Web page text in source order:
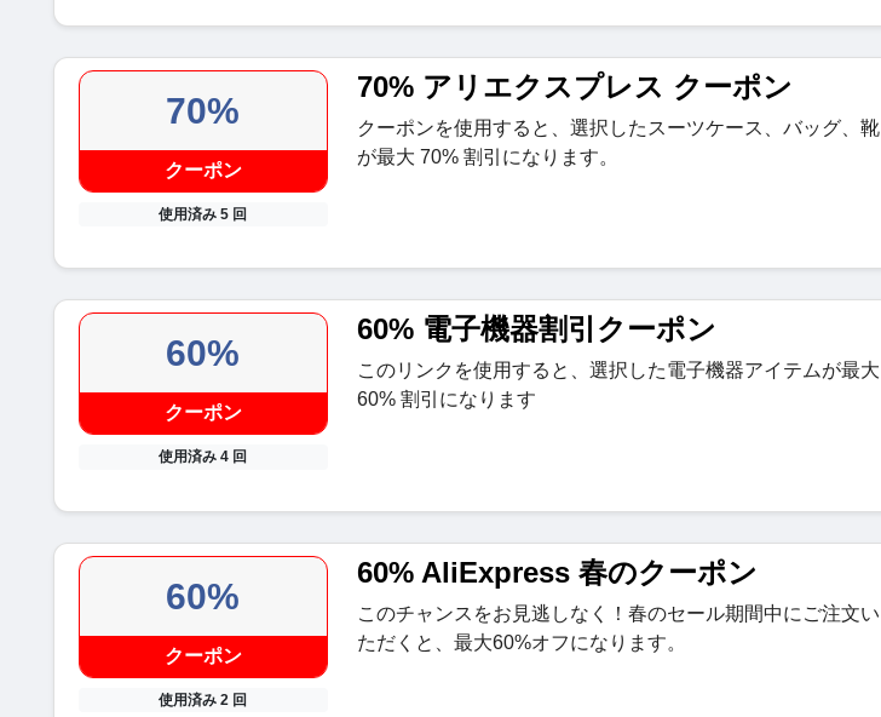
70%
クーポン
使用済み 5 回
70% アリエクスプレス クーポン
クーポンを使用すると、選択したスーツケース、バッグ、靴
が最大 70% 割引になります。
60%
クーポン
使用済み 4 回
60% 電子機器割引クーポン
このリンクを使用すると、選択した電子機器アイテムが最大
60% 割引になります
60%
クーポン
使用済み 2 回
60% AliExpress 春のクーポン
このチャンスをお見逃しなく！春のセール期間中にご注文い
ただくと、最大60%オフになります。